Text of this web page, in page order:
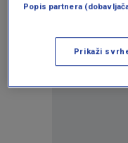
Popis partnera
Prikaži